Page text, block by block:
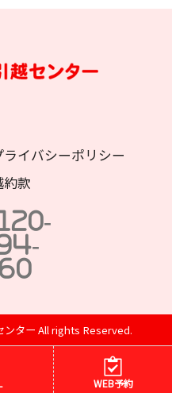
ライバシーポリシー
款
ター All rights Reserved.
WEB予約